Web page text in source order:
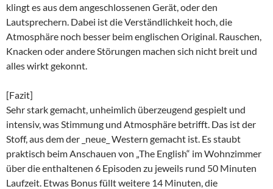
klingt es aus dem angeschlossenen Gerät, oder den
Lautsprechern. Dabei ist die Verständlichkeit hoch, die
Atmosphäre noch besser beim englischen Original. Rauschen,
Knacken oder andere Störungen machen sich nicht breit und
alles wirkt gekonnt.
[Fazit]
Sehr stark gemacht, unheimlich überzeugend gespielt und
intensiv, was Stimmung und Atmosphäre betrifft. Das ist der
Stoff, aus dem der _neue_ Western gemacht ist. Es staubt
praktisch beim Anschauen von „The English“ im Wohnzimmer
über die enthaltenen 6 Episoden zu jeweils rund 50 Minuten
Laufzeit. Etwas Bonus füllt weitere 14 Minuten, die